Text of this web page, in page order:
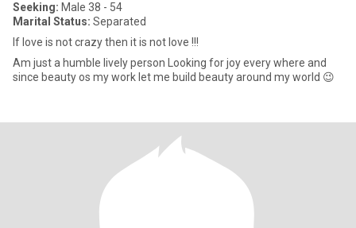
Seeking: Male 38 - 54
Marital Status: Separated
If love is not crazy then it is not love !!!
Am just a humble lively person Looking for joy every where and
since beauty os my work let me build beauty around my world 😉